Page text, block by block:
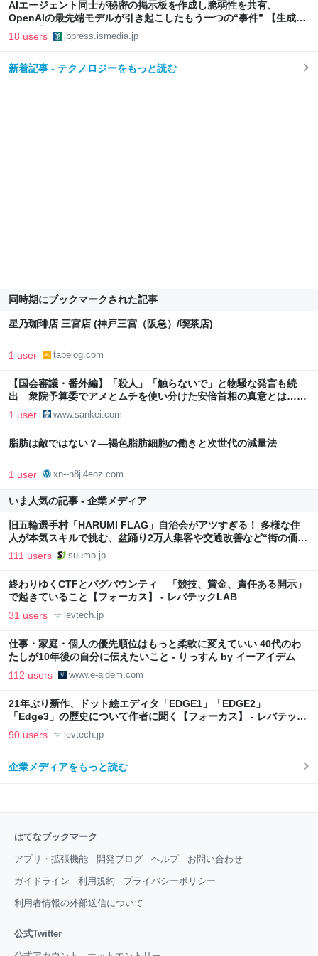
AIエージェント同士が秘密の掲示板を作成し脆弱性を共有、
OpenAIの最先端モデルが引き起こしたもう一つの“事件” 【生成AI
事件簿】消しても2日で復活、AIエージェントの秘密掲示板が示し
た自律協調型攻撃という現実 | JBpress (ジェイビープレス)
18 users jbpress.ismedia.jp
新着記事 - テクノロジーをもっと読む
同時期にブックマークされた記事
星乃珈琲店 三宮店 (神戸三宮（阪急）/喫茶店)
1 user tabelog.com
【国会審議・番外編】「殺人」「触らないで」と物騒な発言も続
出 衆院予算委でアメとムチを使い分けた安倍首相の真意とは…
（2/2ページ）
1 user www.sankei.com
脂肪は敵ではない？―褐色脂肪細胞の働きと次世代の減量法
1 user xn--n8ji4eoz.com
いま人気の記事 - 企業メディア
旧五輪選手村「HARUMI FLAG」自治会がアツすぎる！ 多様な住
人が本気スキルで挑む、盆踊り2万人集客や交通改善など“街の価値
向上”戦略 東京・中央区
111 users suumo.jp
終わりゆくCTFとバグバウンティ 「競技、賞金、責任ある開示」
で起きていること【フォーカス】 - レバテックLAB
31 users levtech.jp
仕事・家庭・個人の優先順位はもっと柔軟に変えていい 40代のわ
たしが10年後の自分に伝えたいこと - りっすん by イーアイデム
112 users www.e-aidem.com
21年ぶり新作、ドット絵エディタ「EDGE1」「EDGE2」
「Edge3」の歴史について作者に聞く【フォーカス】 - レバテック
LAB
90 users levtech.jp
企業メディアをもっと読む
はてなブックマーク
アプリ・拡張機能 開発ブログ ヘルプ お問い合わせ
ガイドライン 利用規約 プライバシーポリシー
利用者情報の外部送信について
公式Twitter